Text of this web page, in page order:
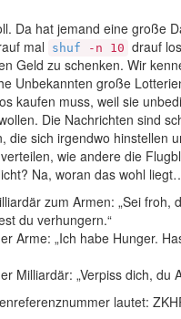
Da hat jemand eine große
mal
shuf -n 10 drauf
Geld zu schenken. Wir
Unbekannten große
kaufen muss, weil sie
Die Nachrichten sind
die sich irgendwo hinstellen
wie andere die
Na, woran das wohl
zum Armen: „Sei froh,
du verhungern.“
Arme: „Ich habe Hunger.
Milliardär: „Verpiss dich, du
lautet: